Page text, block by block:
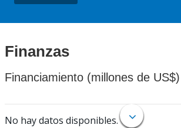
Finanzas
Financiamiento (millones de US$)
No hay datos disponibles.